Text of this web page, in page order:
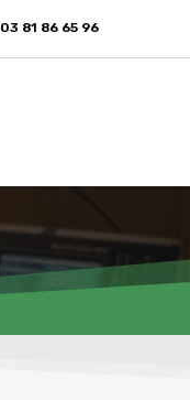
03 81 86 65 96